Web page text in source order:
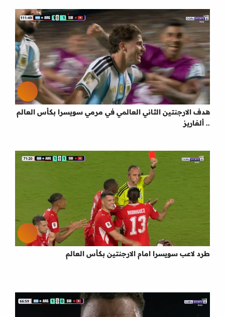
هدف الارجنتين الثاني العالمي في مرمي سويسرا بكأس العالم
.. ألفاريز
طرد لاعب سويسرا امام الارجنتين بكأس العالم